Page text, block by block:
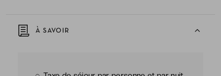
À SAVOIR